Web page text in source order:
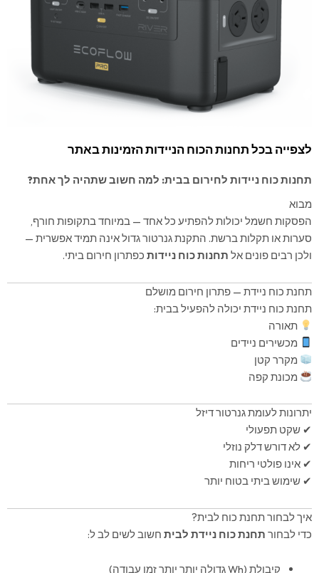
תחנות כוח ניידות לחירום בבית: למה חשוב שתהיה לך אחת?
מבוא
הפסקות חשמל יכולות להפתיע כל אחד — במיוחד בתקופות חורף,
סערות או תקלות ברשת. התקנת גנרטור גדול אינה תמיד אפשרית —
ולכן רבים פונים אל תחנות כוח ניידות כפתרון חירום ביתי.
תחנת כוח ניידת — פתרון חירום מושלם
תחנת כוח ניידת יכולה להפעיל בבית:
תאורה
מכשירים ניידים
מקרר קטן
מכונת קפה
יתרונות לעומת גנרטור דיזל
✔ שקט תפעולי
✔ לא דורש דלק נוזלי
✔ אינו פולטי ריחות
✔ שימוש ביתי בטוח יותר
איך לבחור תחנת כוח לבית?
כדי לבחור תחנת כוח ניידת לבית חשוב לשים לב ל:
קיבולת (Wh גדולה יותר יותר זמן עבודה)
לצפייה בכל תחנות הכוח הניידות הזמינות באתר